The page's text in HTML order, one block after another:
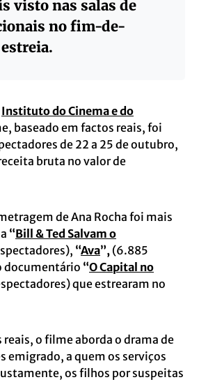
visto nas salas de
no fim-de-
Instituto do Cinema e do
baseado em factos reais, foi
de 22 a 25 de outubro,
bruta no valor de
de Ana Rocha foi mais
“Bill & Ted Salvam o
“Ava”, (6.885
documentário “O Capital no
que estrearam no
reais, o filme aborda o drama de
emigrado, a quem os serviços
os filhos por suspeitas